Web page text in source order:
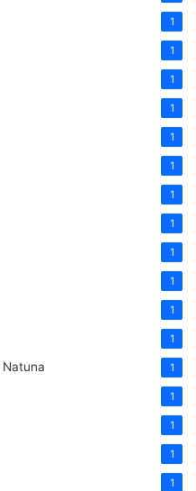
1
1
1
1
1
1
1
1
1
1
1
1
1
1
1
1
1